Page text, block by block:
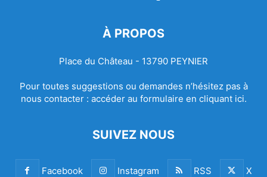
À PROPOS
Place du Château - 13790 PEYNIER
Pour toutes suggestions ou demandes n’hésitez pas à
nous contacter : accéder au formulaire en cliquant ici.
SUIVEZ NOUS
Facebook Instagram RSS X